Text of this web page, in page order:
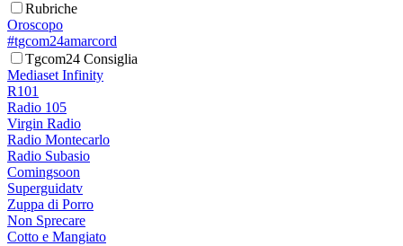
Rubriche
Oroscopo
#tgcom24amarcord
Tgcom24 Consiglia
Mediaset Infinity
R101
Radio 105
Virgin Radio
Radio Montecarlo
Radio Subasio
Comingsoon
Superguidatv
Zuppa di Porro
Non Sprecare
Cotto e Mangiato